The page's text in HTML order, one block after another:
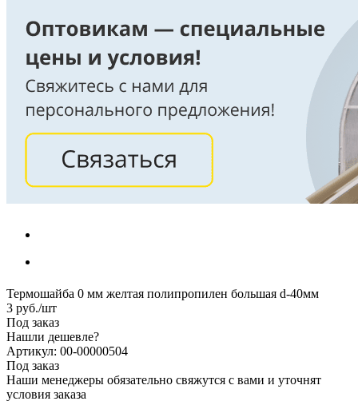
Термошайба 0 мм желтая полипропилен большая d-40мм
3 руб./шт
Под заказ
Нашли дешевле?
Артикул: 00-00000504
Под заказ
Наши менеджеры обязательно свяжутся с вами и уточнят
условия заказа